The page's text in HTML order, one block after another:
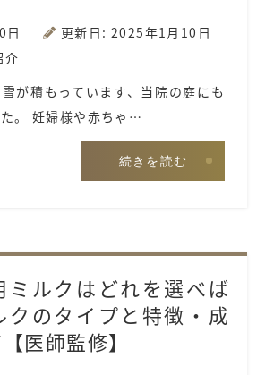
日
更新日: 2025年1月10日
介
が積もっています、当院の庭にも
。 妊婦様や赤ちゃ…
続きを読む
ミルクはどれを選べば
クのタイプと特徴・成
医師監修】